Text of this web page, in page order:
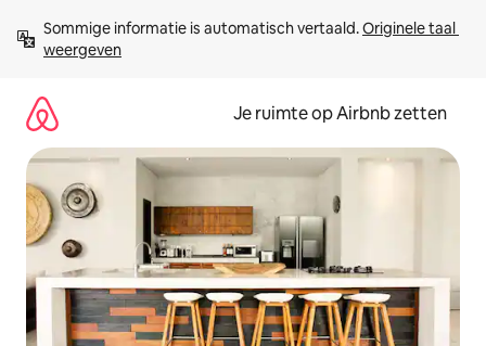
direct
naar
Sommige informatie is automatisch vertaald. Originele taal
weergeven
Je ruimte op Airbnb zetten